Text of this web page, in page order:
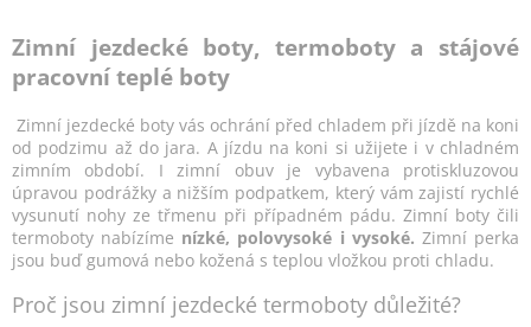
c
p
r
v
k
y
ý
Zimní jezdecké boty, termoboty a stájové
pracovní teplé boty
Zimní jezdecké boty vás ochrání před chladem při jízdě na koni
od podzimu až do jara. A jízdu na koni si užijete i v chladném
zimním období. I zimní obuv je vybavena protiskluzovou
úpravou podrážky a nižším podpatkem, který vám zajistí rychlé
vysunutí nohy ze třmenu při případném pádu. Zimní boty čili
termoboty nabízíme nízké, polovysoké i vysoké. Zimní perka
jsou buď gumová nebo kožená s teplou vložkou proti chladu.
Proč jsou zimní jezdecké termoboty důležité?